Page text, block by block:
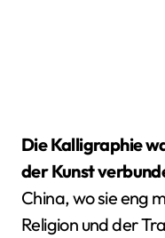
Die Kalligraphie
der Kunst
China, wo sie eng
Religion und der